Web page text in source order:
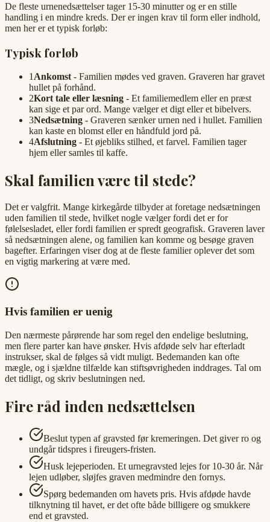
De fleste urnenedsættelser tager 15-30 minutter og er en stille
handling i en mindre kreds. Der er ingen krav til form eller indhold,
men her er et typisk forløb:
Typisk forløb
1Ankomst- Familien mødes ved graven. Graveren har gravet
hullet på forhånd.
2Kort tale eller læsning - Et familiemedlem eller en præst
kan sige et par ord. Mange vælger et digt eller et bibelvers.
3Nedsætning - Graveren sænker urnen ned i hullet. Familien
kan kaste en blomst eller en håndfuld jord på.
4Afslutning - Et øjebliks stilhed, et farvel. Familien tager
hjem eller samles til kaffe.
Skal familien være til stede?
Det er valgfrit. Mange kirkegårde tilbyder at foretage nedsætningen
uden familien til stede, hvilket nogle vælger fordi det er for
følelsesladet, eller fordi familien er spredt geografisk. Graveren laver
så nedsætningen alene, og familien kan komme og besøge graven
bagefter. Erfaringen viser dog at de fleste familier oplever det som
en vigtig markering at være med.
Hvis familien er uenig
Den nærmeste pårørende har som regel den endelige beslutning,
men flere parter kan have ønsker. Hvis afdøde selv har efterladt
instrukser, skal de følges så vidt muligt. Bedemanden kan ofte
mægle, og i sjældne tilfælde kan stiftsøvrigheden inddrages. Tal om
det tidligt, og skriv beslutningen ned.
Fire råd inden nedsættelsen
Beslut typen af gravsted før kremeringen. Det giver ro og
undgår tidspres i fireugers-fristen.
Husk lejeperioden. Et urnegravsted lejes for 10-30 år. Når
lejen udløber, sløjfes graven medmindre den fornys.
Spørg bedemanden om havets pris. Hvis afdøde havde
tilknytning til havet, er det ofte både billigere og smukkere
end et gravsted.